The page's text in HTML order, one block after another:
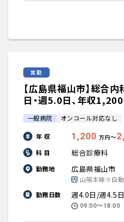
常勤
【広島県福山市】総合
日・週5.0日、年収
一般病院 オンコール対応なし
年 収 1,200 万円〜
科 目 総合診療科
勤務地 広島県福山市
山陽本線※自
勤務日数
週4.0日/週4.5
09:00〜18:00